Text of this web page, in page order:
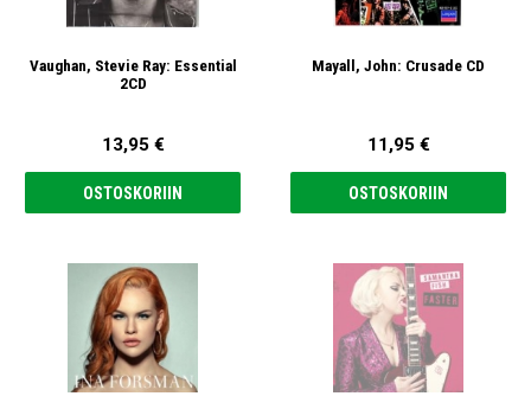
Vaughan, Stevie Ray: Essential
2CD
13,95 €
OSTOSKORIIN
Mayall, John: Crusade CD
11,95 €
OSTOSKORIIN